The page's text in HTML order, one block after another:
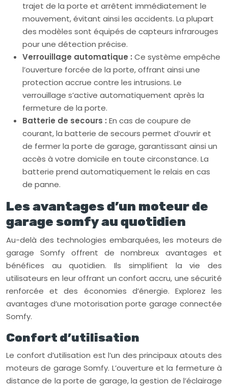
trajet de la porte et arrêtent immédiatement le
mouvement, évitant ainsi les accidents. La plupart
des modèles sont équipés de capteurs infrarouges
pour une détection précise.
Verrouillage automatique : Ce système empêche
l’ouverture forcée de la porte, offrant ainsi une
protection accrue contre les intrusions. Le
verrouillage s’active automatiquement après la
fermeture de la porte.
Batterie de secours : En cas de coupure de
courant, la batterie de secours permet d’ouvrir et
de fermer la porte de garage, garantissant ainsi un
accès à votre domicile en toute circonstance. La
batterie prend automatiquement le relais en cas
de panne.
Les avantages d’un moteur de
garage somfy au quotidien
Au-delà des technologies embarquées, les moteurs de
garage Somfy offrent de nombreux avantages et
bénéfices au quotidien. Ils simplifient la vie des
utilisateurs en leur offrant un confort accru, une sécurité
renforcée et des économies d’énergie. Explorez les
avantages d’une motorisation porte garage connectée
Somfy.
Confort d’utilisation
Le confort d’utilisation est l’un des principaux atouts des
moteurs de garage Somfy. L’ouverture et la fermeture à
distance de la porte de garage, la gestion de l’éclairage